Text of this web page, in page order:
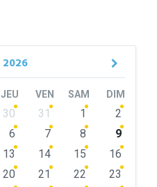
2026
JEU VEN SAM DIM
30 31 1
2
6 7 8
9
13 14 15
16
20 21 22
23